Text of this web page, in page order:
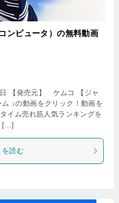
ンピュータ）の無料動画
【発売元】 ケムコ 【ジャ
↓の動画をクリック！動画を
イム売れ筋人気ランキングを
[…]
を読む